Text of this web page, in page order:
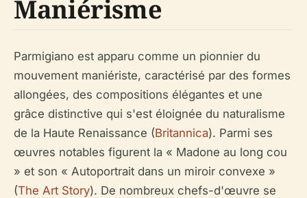
Maniérisme
Parmigiano est apparu comme un pionnier du
mouvement maniériste, caractérisé par des formes
allongées, des compositions élégantes et une
grâce distinctive qui s'est éloignée du naturalisme
de la Haute Renaissance (Britannica). Parmi ses
œuvres notables figurent la « Madone au long cou
» et son « Autoportrait dans un miroir convexe »
(The Art Story). De nombreux chefs-d'œuvre se